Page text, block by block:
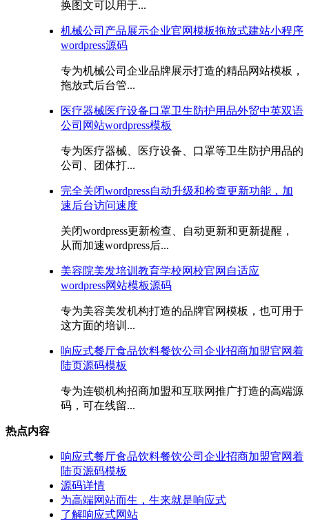
换图文可以用于...
机械公司产品展示企业官网模板拖放式建站小程序
wordpress源码
专为机械公司企业品牌展示打造的精品网站模板，
拖放式后台管...
医疗器械医疗设备口罩卫生防护用品外贸中英双语
公司网站wordpress模板
专为医疗器械、医疗设备、口罩等卫生防护用品的
公司、团体打...
完全关闭wordpress自动升级和检查更新功能，加
速后台访问速度
关闭wordpress更新检查、自动更新和更新提醒，
从而加速wordpress后...
美容院美发培训教育学校网校官网自适应
wordpress网站模板源码
专为美容美发机构打造的品牌官网模板，也可用于
这方面的培训...
响应式餐厅食品饮料餐饮公司企业招商加盟官网着
陆页源码模板
专为连锁机构招商加盟和互联网推广打造的高端源
码，可在线留...
热点内容
响应式餐厅食品饮料餐饮公司企业招商加盟官网着
陆页源码模板
源码详情
为高端网站而生，生来就是响应式
了解响应式网站